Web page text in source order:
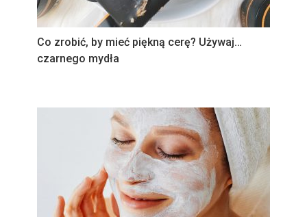
Co zrobić, by mieć piękną cerę? Używaj…
czarnego mydła